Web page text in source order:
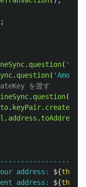
. question( '
. question( '
を渡す
. question(
. keyPair. create
. address . toAddress
address: ${this
address: ${this